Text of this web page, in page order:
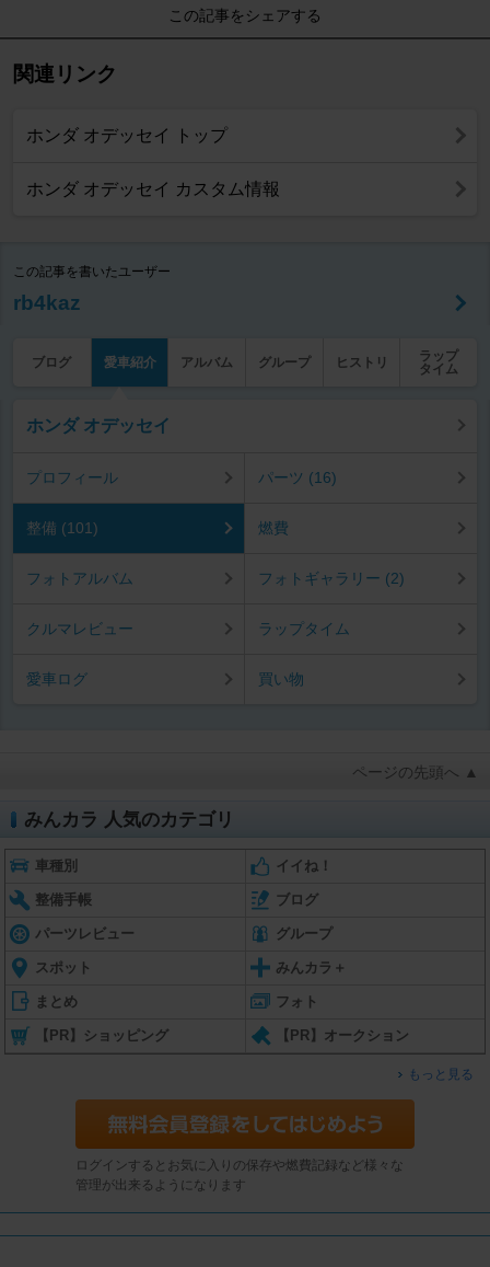
この記事をシェアする
関連リンク
ホンダ オデッセイ トップ
ホンダ オデッセイ カスタム情報
この記事を書いたユーザー
rb4kaz
ブログ 愛車紹介 アルバム グループ ヒストリ
ラップ
タイム
ホンダ オデッセイ
プロフィール パーツ (16)
整備 (101) 燃費
フォトアルバム フォトギャラリー (2)
クルマレビュー ラップタイム
愛車ログ 買い物
ページの先頭へ ▲
みんカラ 人気のカテゴリ
車種別 イイね！
整備手帳 ブログ
パーツレビュー グループ
スポット みんカラ＋
まとめ フォト
【PR】ショッピング 【PR】オークション
もっと見る
ログインするとお気に入りの保存や燃費記録など様々な
管理が出来るようになります